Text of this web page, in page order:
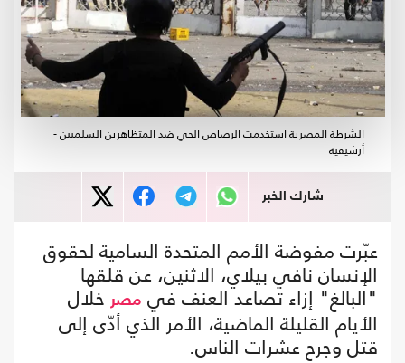
الشرطة المصرية استخدمت الرصاص الحي ضد المتظاهرين السلميين -
أرشيفية
شارك الخبر
عبّرت مفوضة الأمم المتحدة السامية لحقوق
الإنسان نافي بيلاي، الاثنين، عن قلقها
"البالغ" إزاء تصاعد العنف في مصر خلال
الأيام القليلة الماضية، الأمر الذي أدّى إلى
قتل وجرح عشرات الناس.